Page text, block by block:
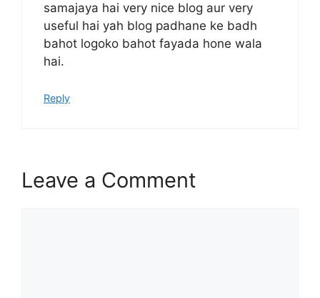
samajaya hai very nice blog aur very
useful hai yah blog padhane ke badh
bahot logoko bahot fayada hone wala
hai.
Reply
Leave a Comment